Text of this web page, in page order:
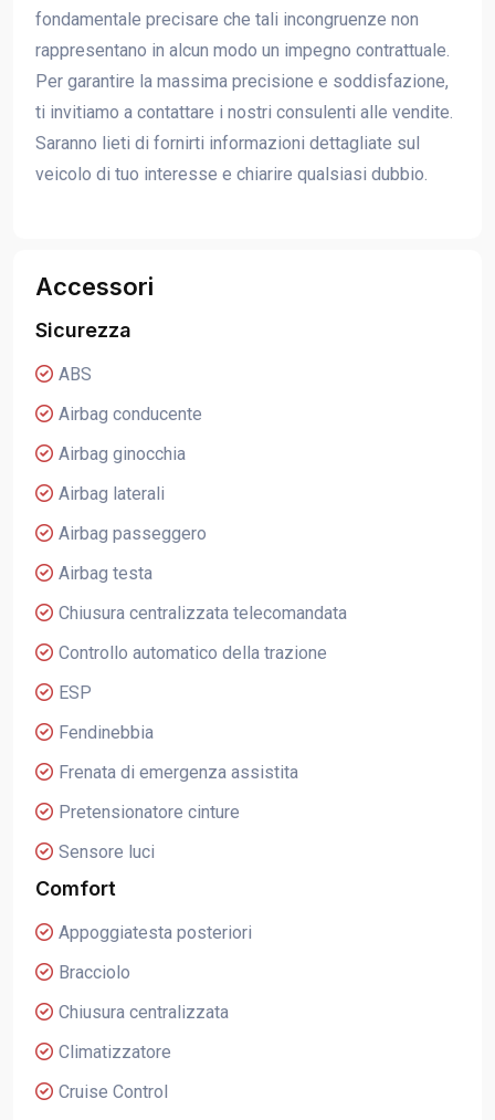
fondamentale precisare che tali incongruenze non
rappresentano in alcun modo un impegno contrattuale.
Per garantire la massima precisione e soddisfazione,
ti invitiamo a contattare i nostri consulenti alle vendite.
Saranno lieti di fornirti informazioni dettagliate sul
veicolo di tuo interesse e chiarire qualsiasi dubbio.
Accessori
Sicurezza
ABS
Airbag conducente
Airbag ginocchia
Airbag laterali
Airbag passeggero
Airbag testa
Chiusura centralizzata telecomandata
Controllo automatico della trazione
ESP
Fendinebbia
Frenata di emergenza assistita
Pretensionatore cinture
Sensore luci
Comfort
Appoggiatesta posteriori
Bracciolo
Chiusura centralizzata
Climatizzatore
Cruise Control